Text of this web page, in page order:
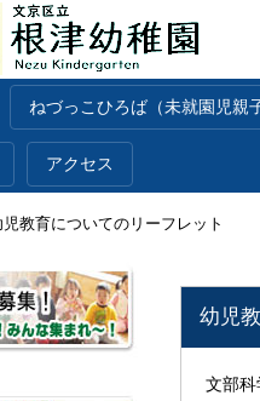
ねづっこひろば（未就園児親
アクセス
児教育についてのリーフレット
幼児
文部科